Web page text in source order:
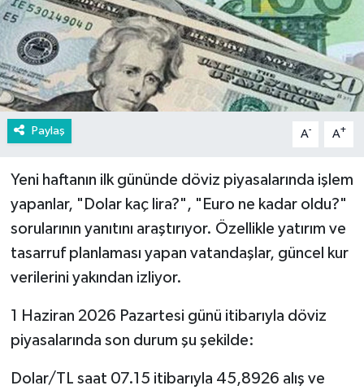
Paylaş A- A+
Yeni haftanın ilk gününde döviz piyasalarında işlem
yapanlar, "Dolar kaç lira?", "Euro ne kadar oldu?"
sorularının yanıtını araştırıyor. Özellikle yatırım ve
tasarruf planlaması yapan vatandaşlar, güncel kur
verilerini yakından izliyor.
1 Haziran 2026 Pazartesi günü itibarıyla döviz
piyasalarında son durum şu şekilde:
Dolar/TL saat 07.15 itibarıyla 45,8926 alış ve